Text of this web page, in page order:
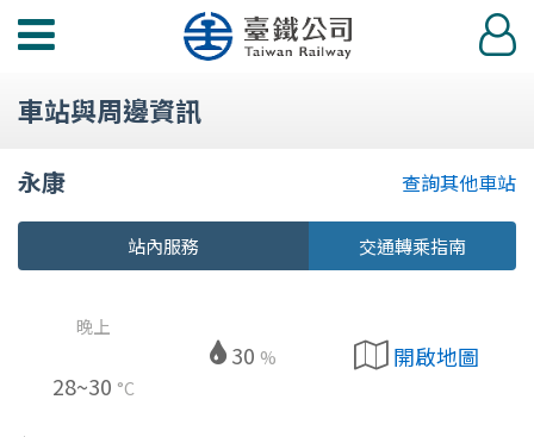
功
選
登
入
車站與周邊資訊
永康 查詢其他車站
站內服務 交通轉乘指南
晚上
28~30 °C
30 % 開啟地圖